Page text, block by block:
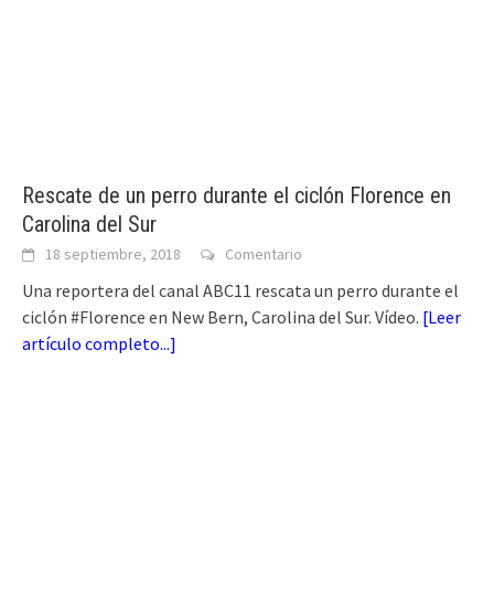
Rescate de un perro durante el ciclón Florence en
Carolina del Sur
18 septiembre, 2018 Comentario
Una reportera del canal ABC11 rescata un perro durante el
ciclón #Florence en New Bern, Carolina del Sur. Vídeo. [Leer
artículo completo...]